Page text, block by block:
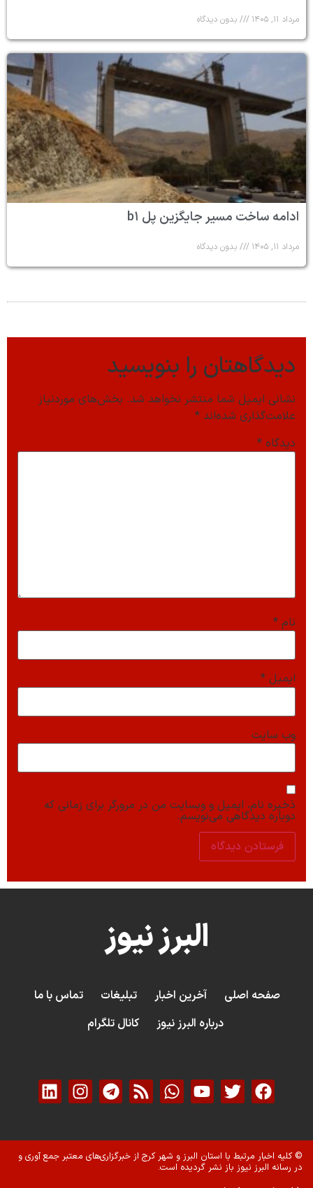
مرداد ۱۱, ۱۴۰۵ بدون دیدگاه
ادامه ساخت مسیر جایگزین پل b۱
مرداد ۱۱, ۱۴۰۵ بدون دیدگاه
دیدگاهتان را بنویسید
نشانی ایمیل شما منتشر نخواهد شد. بخش‌های موردنیاز
علامت‌گذاری شده‌اند *
دیدگاه *
نام *
ایمیل *
وب‌ سایت
ذخیره نام، ایمیل و وبسایت من در مرورگر برای زمانی که
دوباره دیدگاهی می‌نویسم.
البرز نیوز
صفحه اصلی آخرین اخبار تبلیغات
تماس با ما
درباره البرز نیوز
کانال تلگرام
© کلیه اخبار مرتبط با استان البرز و شهر کرج از خبرگزاری‌های معتبر جمع آوری و
در رسانه البرز نیوز باز نشر گردیده است.